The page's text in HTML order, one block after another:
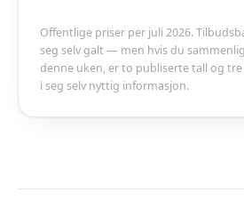
Offentlige priser per juli 2026.
seg selv galt — men hvis du
denne uken, er to publiserte tall og
i seg selv nyttig informasjon.